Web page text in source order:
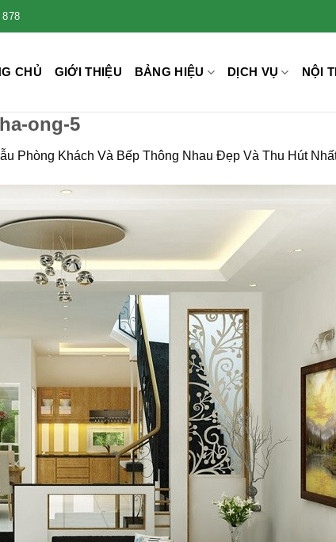
878
CHỦ GIỚI THIỆU BẢNG HIỆU DỊCH VỤ NỘI
ong-5
Phòng Khách Và Bếp Thông Nhau Đẹp Và Thu Hút